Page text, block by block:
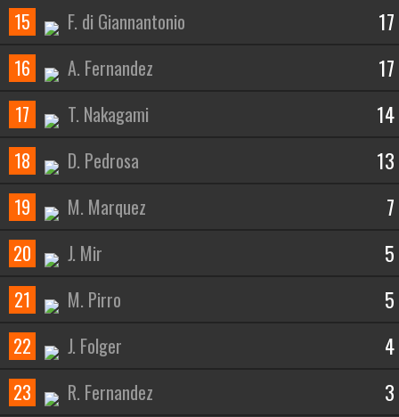
15 F. di Giannantonio 17
16 A. Fernandez 17
17 T. Nakagami 14
18 D. Pedrosa 13
19 M. Marquez 7
20 J. Mir 5
21 M. Pirro 5
22 J. Folger 4
23 R. Fernandez 3